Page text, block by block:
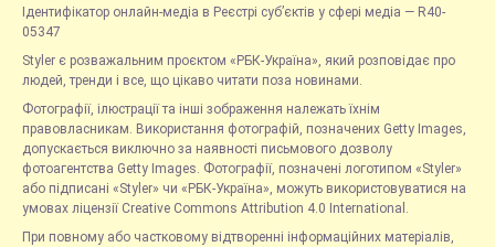
Ідентифікатор онлайн-медіа в Реєстрі суб’єктів у сфері медіа — R40-
05347
Styler є розважальним проєктом «РБК-Україна», який розповідає про
людей, тренди і все, що цікаво читати поза новинами.
Фотографії, ілюстрації та інші зображення належать їхнім
правовласникам. Використання фотографій, позначених Getty Images,
допускається виключно за наявності письмового дозволу
фотоагентства Getty Images. Фотографії, позначені логотипом «Styler»
або підписані «Styler» чи «РБК-Україна», можуть використовуватися на
умовах ліцензії Creative Commons Attribution 4.0 International.
При повному або частковому відтворенні інформаційних матеріалів,